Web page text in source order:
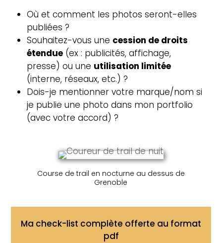
Où et comment les photos seront-elles
publiées ?
Souhaitez-vous une cession de droits
étendue (ex : publicités, affichage,
presse) ou une utilisation limitée
(interne, réseaux, etc.) ?
Dois-je mentionner votre marque/nom si
je publie une photo dans mon portfolio
(avec votre accord) ?
Course de trail en nocturne au dessus de
Grenoble
Ma check-list complète offerte au format
pdf